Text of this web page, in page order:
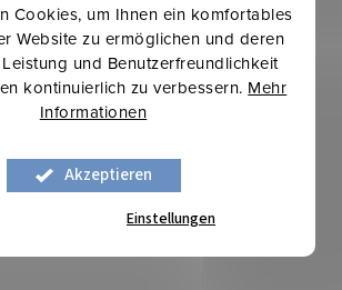
Cookies, um Ihnen ein komfortables
Website zu ermöglichen und deren
und Benutzerfreundlichkeit
kontinuierlich zu verbessern. Mehr
Informationen
Akzeptieren
Einstellungen
Mehr für weniger